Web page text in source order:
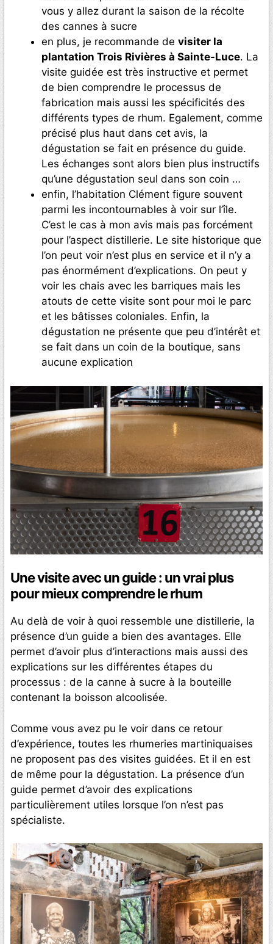
vous y allez durant la saison de la récolte
des cannes à sucre
en plus, je recommande de visiter la
plantation Trois Rivières à Sainte-Luce. La
visite guidée est très instructive et permet
de bien comprendre le processus de
fabrication mais aussi les spécificités des
différents types de rhum. Egalement, comme
précisé plus haut dans cet avis, la
dégustation se fait en présence du guide.
Les échanges sont alors bien plus instructifs
qu’une dégustation seul dans son coin …
enfin, l’habitation Clément figure souvent
parmi les incontournables à voir sur l’île.
C’est le cas à mon avis mais pas forcément
pour l’aspect distillerie. Le site historique que
l’on peut voir n’est plus en service et il n’y a
pas énormément d’explications. On peut y
voir les chais avec les barriques mais les
atouts de cette visite sont pour moi le parc
et les bâtisses coloniales. Enfin, la
dégustation ne présente que peu d’intérêt et
se fait dans un coin de la boutique, sans
aucune explication
Une visite avec un guide : un vrai plus
pour mieux comprendre le rhum
Au delà de voir à quoi ressemble une distillerie, la
présence d’un guide a bien des avantages. Elle
permet d’avoir plus d’interactions mais aussi des
explications sur les différentes étapes du
processus : de la canne à sucre à la bouteille
contenant la boisson alcoolisée.
Comme vous avez pu le voir dans ce retour
d’expérience, toutes les rhumeries martiniquaises
ne proposent pas des visites guidées. Et il en est
de même pour la dégustation. La présence d’un
guide permet d’avoir des explications
particulièrement utiles lorsque l’on n’est pas
spécialiste.